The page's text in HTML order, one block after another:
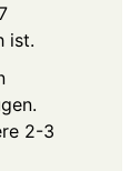
ist.
2-3